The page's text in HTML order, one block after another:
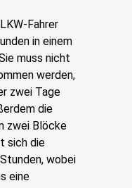
Fahrer
in einem
muss nicht
werden,
zwei Tage
die
zwei Blöcke
sich die
wobei
eine